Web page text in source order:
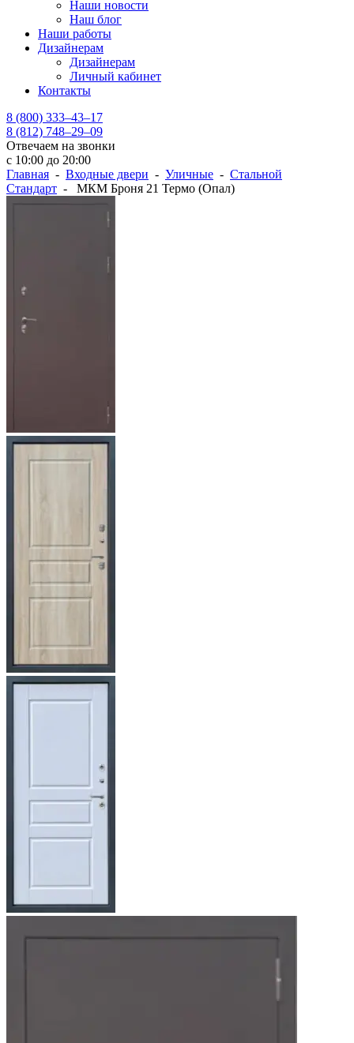
Наши новости
Наш блог
Наши работы
Дизайнерам
Дизайнерам
Личный кабинет
Контакты
8 (800) 333–43–17
8 (812) 748–29–09
Отвечаем на звонки
с 10:00 до 20:00
Главная - Входные двери - Уличные - Стальной
Стандарт - МКМ Броня 21 Термо (Опал)